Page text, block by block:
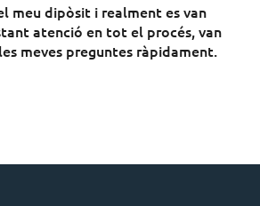
meu dipòsit i realment es van
atenció en tot el procés, van
meves preguntes ràpidament.